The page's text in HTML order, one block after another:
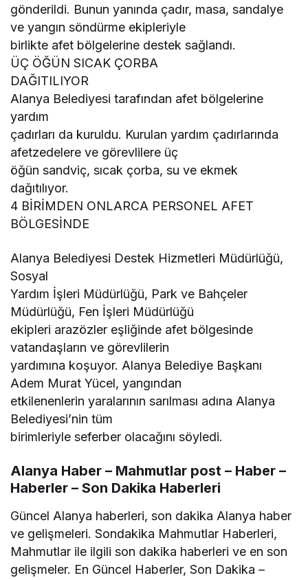
gönderildi. Bunun yanında çadır, masa, sandalye
ve yangın söndürme ekipleriyle
birlikte afet bölgelerine destek sağlandı.
ÜÇ ÖĞÜN SICAK ÇORBA
DAĞITILIYOR
Alanya Belediyesi tarafından afet bölgelerine
yardım
çadırları da kuruldu. Kurulan yardım çadırlarında
afetzedelere ve görevlilere üç
öğün sandviç, sıcak çorba, su ve ekmek
dağıtılıyor.
4 BİRİMDEN ONLARCA PERSONEL AFET
BÖLGESİNDE
Alanya Belediyesi Destek Hizmetleri Müdürlüğü,
Sosyal
Yardım İşleri Müdürlüğü, Park ve Bahçeler
Müdürlüğü, Fen İşleri Müdürlüğü
ekipleri arazözler eşliğinde afet bölgesinde
vatandaşların ve görevlilerin
yardımına koşuyor. Alanya Belediye Başkanı
Adem Murat Yücel, yangından
etkilenenlerin yaralarının sarılması adına Alanya
Belediyesi’nin tüm
birimleriyle seferber olacağını söyledi.
Alanya Haber – Mahmutlar post – Haber –
Haberler – Son Dakika Haberleri
Güncel Alanya haberleri, son dakika Alanya haber
ve gelişmeleri. Sondakika Mahmutlar Haberleri,
Mahmutlar ile ilgili son dakika haberleri ve en son
gelişmeler. En Güncel Haberler, Son Dakika –